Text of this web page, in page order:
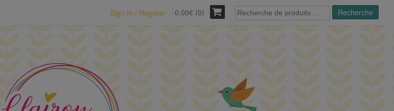
Sign In / Register 0.00€ (0)
Recherche
pour :
Recherche